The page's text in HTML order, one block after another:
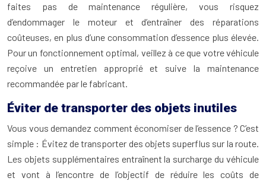
faites pas de maintenance régulière, vous risquez
d’endommager le moteur et d’entraîner des réparations
coûteuses, en plus d’une consommation d’essence plus élevée.
Pour un fonctionnement optimal, veillez à ce que votre véhicule
reçoive un entretien approprié et suive la maintenance
recommandée par le fabricant.
Éviter de transporter des objets inutiles
Vous vous demandez comment économiser de l’essence ? C’est
simple : Évitez de transporter des objets superflus sur la route.
Les objets supplémentaires entraînent la surcharge du véhicule
et vont à l’encontre de l’objectif de réduire les coûts de